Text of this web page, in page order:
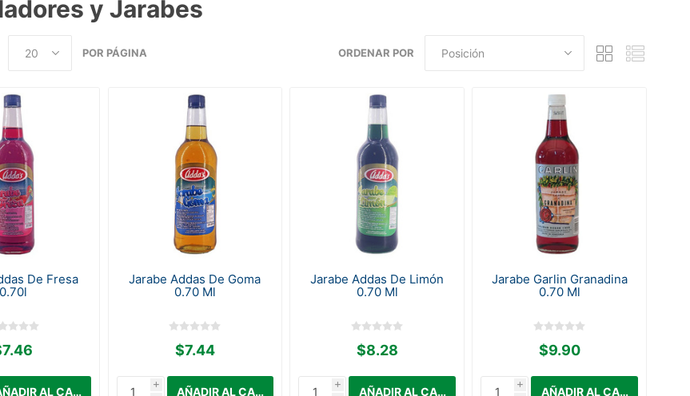
y Jarabes
ORDENAR POR
POR PÁGINA
De Fresa
0.70l
Jarabe Addas De Goma
0.70 Ml
$7.44
i
Jarabe Addas De Limón
0.70 Ml
$8.28
i
Jarabe Garlin Granadina
0.70 Ml
$9.90
i